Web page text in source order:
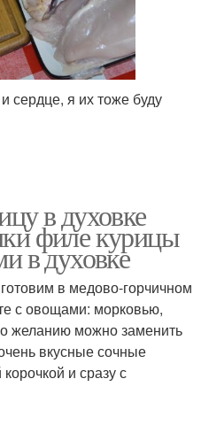
сердце, я их тоже буду
в духовке
филе курицы
в духовке
в медово-горчичном
с овощами: морковью,
желанию можно заменить
вкусные сочные
и сразу с